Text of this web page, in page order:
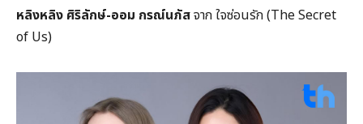
หลิงหลิง ศิริลักษ์-ออม กรณ์นภัสจาก ใจซ่อนรัก (The Secret
of Us)